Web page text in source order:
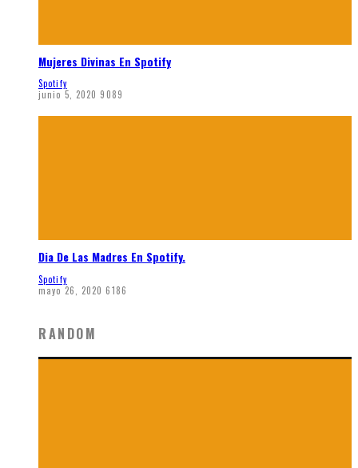
Mujeres Divinas En Spotify
Spotify
junio 5, 2020 9089
Dia De Las Madres En Spotify.
Spotify
mayo 26, 2020 6186
RANDOM